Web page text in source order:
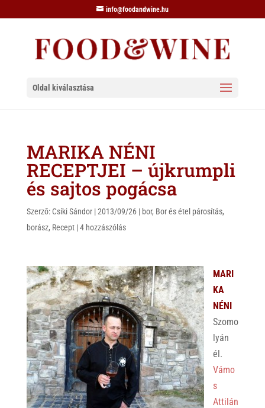
info@foodandwine.hu
Oldal kiválasztása
MARIKA NÉNI
RECEPTJEI – újkrumpli
és sajtos pogácsa
Szerző: Csíki Sándor|2013/09/26| bor, Bor és étel párosítás,
borász, Recept|4 hozzászólás
MARI
KA
NÉNI
Szomo
lyán
él.
Vámo
s
Attilán